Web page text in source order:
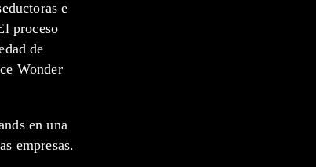
e
proceso
de
Wonder
en una
empresas.